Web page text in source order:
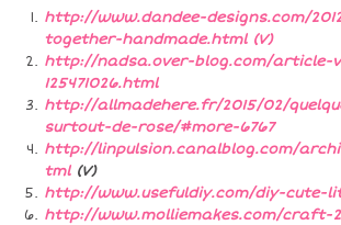
http://www.dandee-designs.com/
together-handmade.html (V)
http://nadsa.over-blog.com/article-
125471026.html
http://allmadehere.fr/2015/02/
surtout-de-rose/#more-6767
http://linpulsion.canalblog.com/
tml(V)
http://www.usefuldiy.com/diy-cute-
http://www.molliemakes.com/